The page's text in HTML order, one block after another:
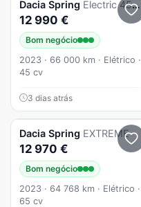
Dacia Spring Electric 45 Expression
12 990 €
Bom negócio
2023 · 66 000 km · Elétrico ·
45 cv
3 dias atrás
Dacia Spring EXTREME
12 970 €
Bom negócio
2023 · 64 768 km · Elétrico ·
65 cv